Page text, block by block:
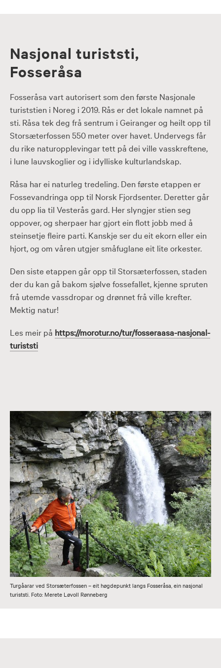
Nasjonal turiststi,
Fosseråsa
Fosseråsa vart autorisert som den første Nasjonale
turiststien i Noreg i 2019. Rås er det lokale namnet på
sti. Råsa tek deg frå sentrum i Geiranger og heilt opp til
Storsæterfossen 550 meter over havet. Undervegs får
du rike naturopplevingar tett på dei ville vasskreftene,
i lune lauvskoglier og i idylliske kulturlandskap.
Råsa har ei naturleg tredeling. Den første etappen er
Fossevandringa opp til Norsk Fjordsenter. Deretter går
du opp lia til Vesterås gard. Her slyngjer stien seg
oppover, og sherpaer har gjort ein flott jobb med å
steinsetje fleire parti. Kanskje ser du eit ekorn eller ein
hjort, og om våren utgjer småfuglane eit lite orkester.
Den siste etappen går opp til Storsæterfossen, staden
der du kan gå bakom sjølve fossefallet, kjenne spruten
frå utemde vassdropar og drønnet frå ville krefter.
Mektig natur!
Les meir på https://morotur.no/tur/fosseraasa-nasjonal-
turiststi
Turgåarar ved Storsæterfossen – eit høgdepunkt langs Fosseråsa, ein nasjonal
turiststi. Foto: Merete Løvoll Rønneberg